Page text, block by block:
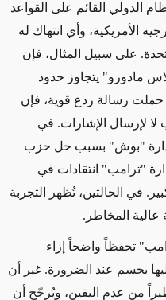
الدولي القائم على القواعد
الأمريكية، وأي انتهاك له
على سبيل المثال، فإن
مادورو" يتجاوز حدود
حملت رسالة ردع قوية، فإن
لإرسال الإشارات. في
"بوش" بسبب حل حزب
"ترامب" انتقادات في
في الحالتين، تُظهر التجربة
عالية المخاطر .
تحفظاً واضحاً إزاء
بحسم عند الضرورة. غير أن
من عدم اليقين، ويُرجّح أن